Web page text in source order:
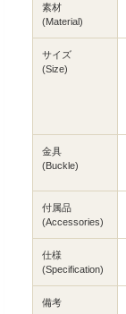
素材
(Material)
サイズ
(Size)
金具
(Buckle)
付属品
(Accessories)
仕様
(Specification)
備考